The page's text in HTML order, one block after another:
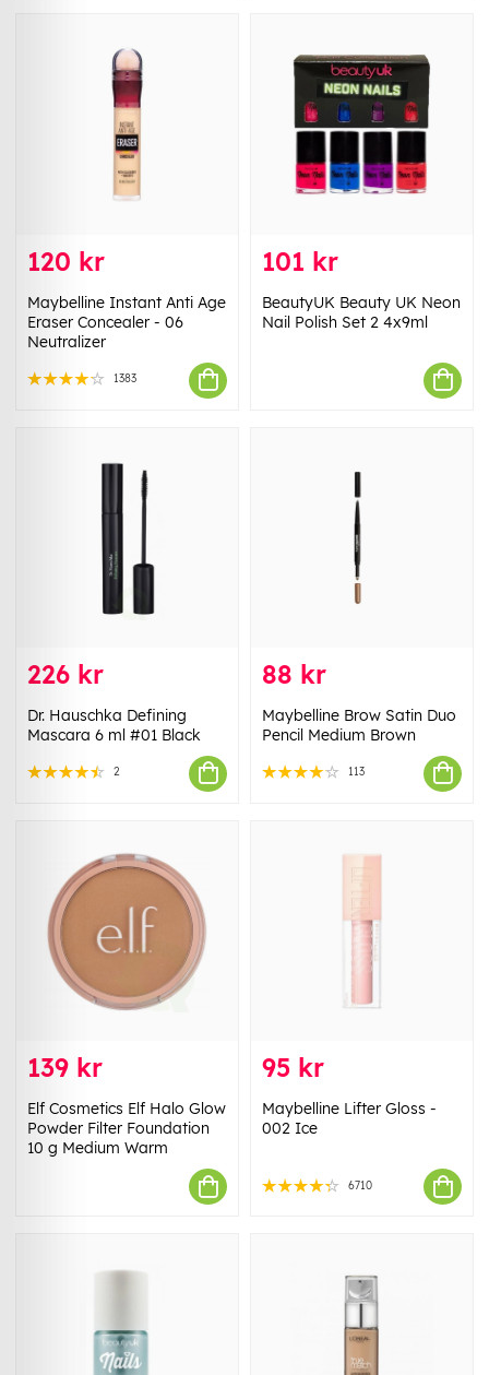
120 kr
Maybelline Instant Anti Age
Eraser Concealer - 06
Neutralizer
1383
101 kr
BeautyUK Beauty UK Neon
Nail Polish Set 2 4x9ml
226 kr
Dr. Hauschka Defining
Mascara 6 ml #01 Black
2
88 kr
Maybelline Brow Satin Duo
Pencil Medium Brown
113
139 kr
Elf Cosmetics Elf Halo Glow
Powder Filter Foundation
10 g Medium Warm
95 kr
Maybelline Lifter Gloss -
002 Ice
6710